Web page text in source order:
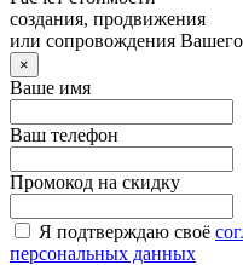
создания, продвижения
или сопровождения Вашего
×
Ваше имя
Ваш телефон
Промокод на скидку
Я подтверждаю своё
персональных данных